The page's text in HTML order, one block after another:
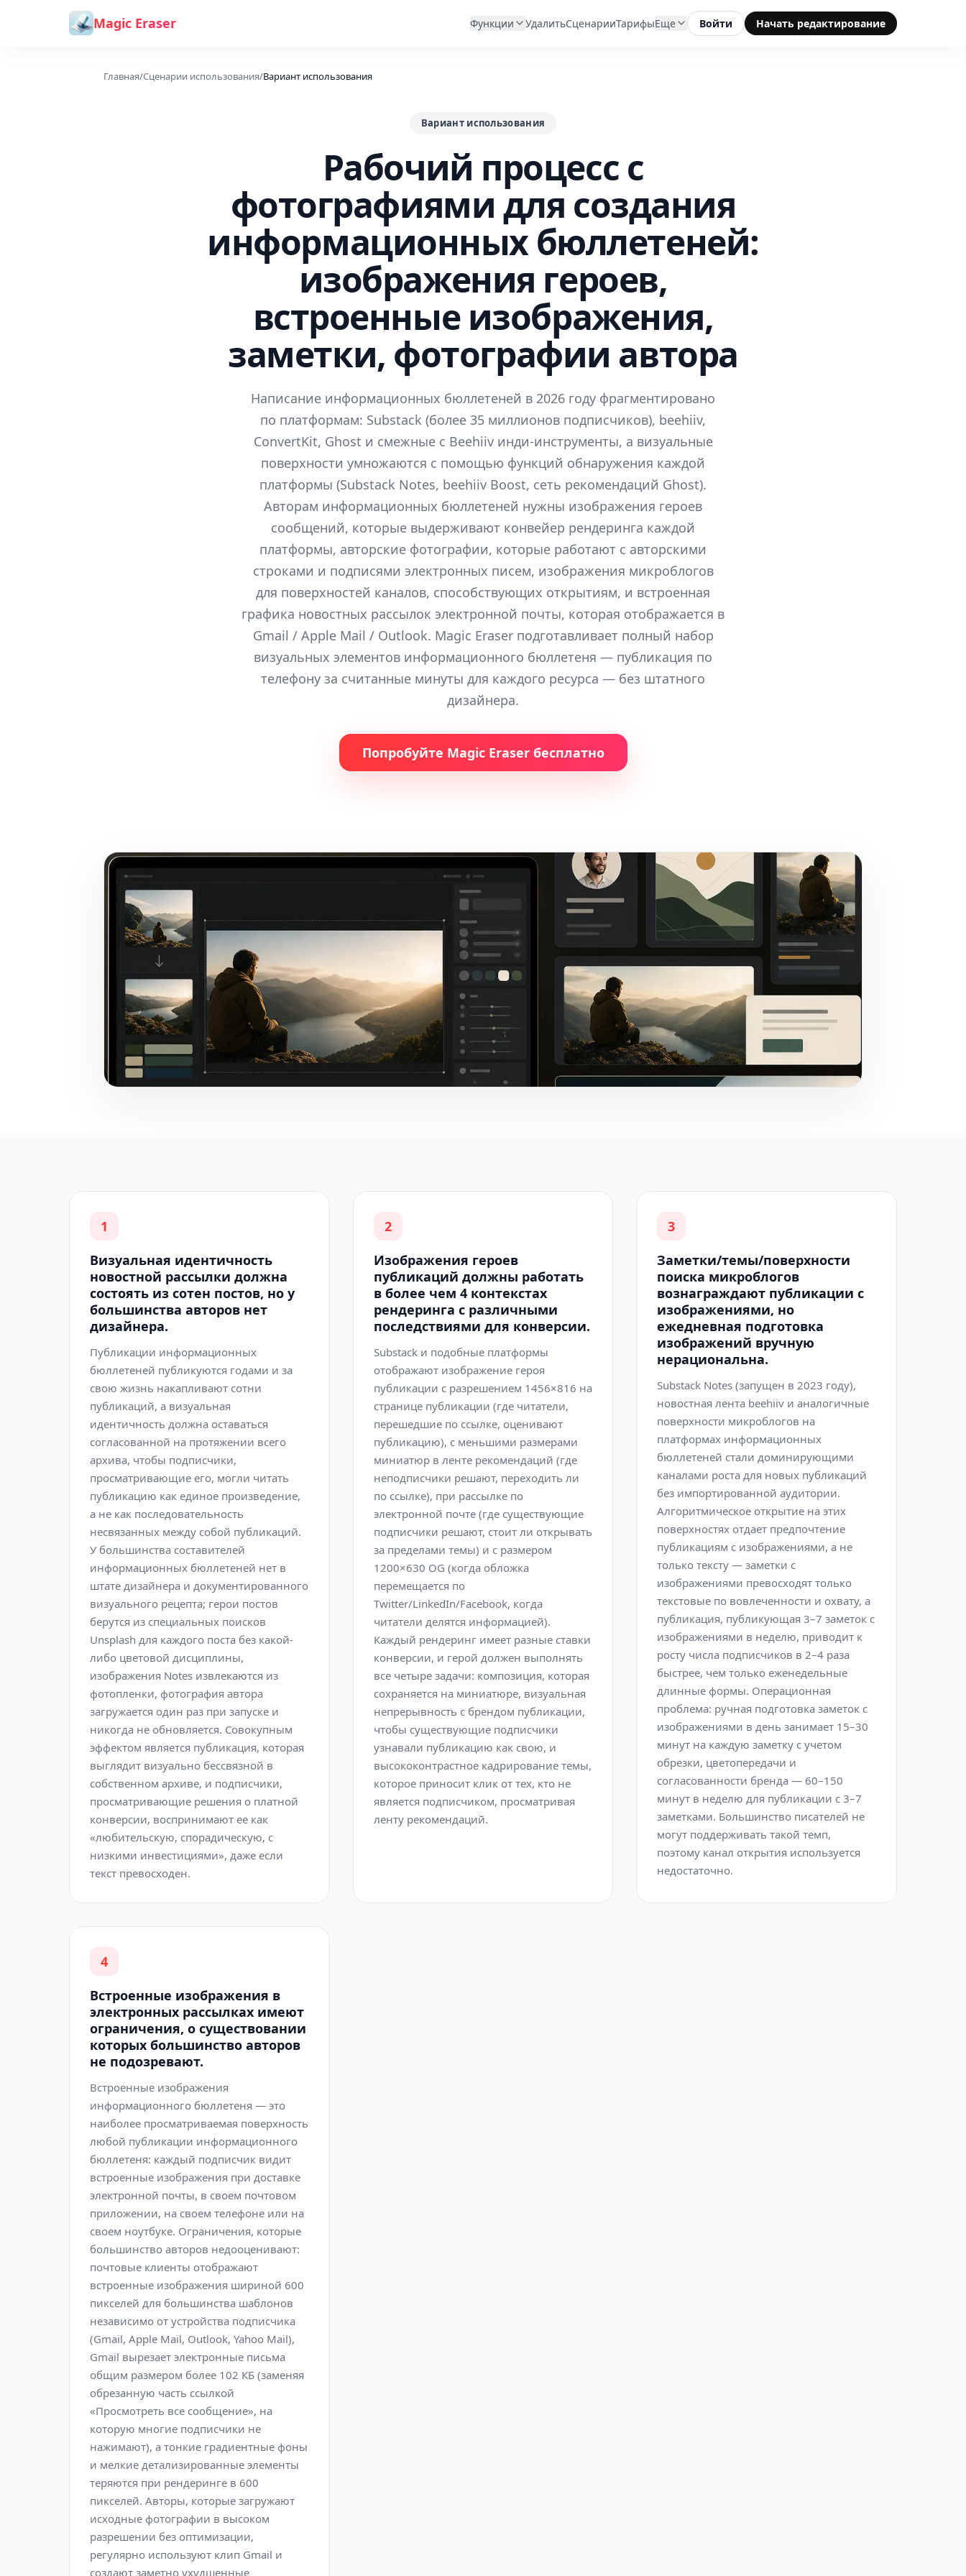
Перейти к содержимому
Magic Eraser Функции УдалитьСценарииТарифыЕще Войти Начать редактирование
Главная/Сценарии использования/Вариант использования
Вариант использования
Рабочий процесс с
фотографиями для создания
информационных бюллетеней:
изображения героев,
встроенные изображения,
заметки, фотографии автора
Написание информационных бюллетеней в 2026 году фрагментировано
по платформам: Substack (более 35 миллионов подписчиков), beehiiv,
ConvertKit, Ghost и смежные с Beehiiv инди-инструменты, а визуальные
поверхности умножаются с помощью функций обнаружения каждой
платформы (Substack Notes, beehiiv Boost, сеть рекомендаций Ghost).
Авторам информационных бюллетеней нужны изображения героев
сообщений, которые выдерживают конвейер рендеринга каждой
платформы, авторские фотографии, которые работают с авторскими
строками и подписями электронных писем, изображения микроблогов
для поверхностей каналов, способствующих открытиям, и встроенная
графика новостных рассылок электронной почты, которая отображается в
Gmail / Apple Mail / Outlook. Magic Eraser подготавливает полный набор
визуальных элементов информационного бюллетеня — публикация по
телефону за считанные минуты для каждого ресурса — без штатного
дизайнера.
Попробуйте Magic Eraser бесплатно
1
Визуальная идентичность
новостной рассылки должна
состоять из сотен постов, но у
большинства авторов нет
дизайнера.
Публикации информационных
бюллетеней публикуются годами и за
свою жизнь накапливают сотни
публикаций, а визуальная
идентичность должна оставаться
согласованной на протяжении всего
архива, чтобы подписчики,
просматривающие его, могли читать
публикацию как единое произведение,
а не как последовательность
несвязанных между собой публикаций.
У большинства составителей
информационных бюллетеней нет в
штате дизайнера и документированного
визуального рецепта; герои постов
берутся из специальных поисков
Unsplash для каждого поста без какой-
либо цветовой дисциплины,
изображения Notes извлекаются из
фотопленки, фотография автора
загружается один раз при запуске и
никогда не обновляется. Совокупным
эффектом является публикация, которая
выглядит визуально бессвязной в
собственном архиве, и подписчики,
просматривающие решения о платной
конверсии, воспринимают ее как
«любительскую, спорадическую, с
низкими инвестициями», даже если
текст превосходен.
2
Изображения героев
публикаций должны работать
в более чем 4 контекстах
рендеринга с различными
последствиями для конверсии.
Substack и подобные платформы
отображают изображение героя
публикации с разрешением 1456×816 на
странице публикации (где читатели,
перешедшие по ссылке, оценивают
публикацию), с меньшими размерами
миниатюр в ленте рекомендаций (где
неподписчики решают, переходить ли
по ссылке), при рассылке по
электронной почте (где существующие
подписчики решают, стоит ли открывать
за пределами темы) и с размером
1200×630 OG (когда обложка
перемещается по
Twitter/LinkedIn/Facebook, когда
читатели делятся информацией).
Каждый рендеринг имеет разные ставки
конверсии, и герой должен выполнять
все четыре задачи: композиция, которая
сохраняется на миниатюре, визуальная
непрерывность с брендом публикации,
чтобы существующие подписчики
узнавали публикацию как свою, и
высококонтрастное кадрирование темы,
которое приносит клик от тех, кто не
является подписчиком, просматривая
ленту рекомендаций.
3
Заметки/темы/поверхности
поиска микроблогов
вознаграждают публикации с
изображениями, но
ежедневная подготовка
изображений вручную
нерациональна.
Substack Notes (запущен в 2023 году),
новостная лента beehiiv и аналогичные
поверхности микроблогов на
платформах информационных
бюллетеней стали доминирующими
каналами роста для новых публикаций
без импортированной аудитории.
Алгоритмическое открытие на этих
поверхностях отдает предпочтение
публикациям с изображениями, а не
только тексту — заметки с
изображениями превосходят только
текстовые по вовлеченности и охвату, а
публикация, публикующая 3–7 заметок с
изображениями в неделю, приводит к
росту числа подписчиков в 2–4 раза
быстрее, чем только еженедельные
длинные формы. Операционная
проблема: ручная подготовка заметок с
изображениями в день занимает 15–30
минут на каждую заметку с учетом
обрезки, цветопередачи и
согласованности бренда — 60–150
минут в неделю для публикации с 3–7
заметками. Большинство писателей не
могут поддерживать такой темп,
поэтому канал открытия используется
недостаточно.
4
Встроенные изображения в
электронных рассылках имеют
ограничения, о существовании
которых большинство авторов
не подозревают.
Встроенные изображения
информационного бюллетеня — это
наиболее просматриваемая поверхность
любой публикации информационного
бюллетеня: каждый подписчик видит
встроенные изображения при доставке
электронной почты, в своем почтовом
приложении, на своем телефоне или на
своем ноутбуке. Ограничения, которые
большинство авторов недооценивают:
почтовые клиенты отображают
встроенные изображения шириной 600
пикселей для большинства шаблонов
независимо от устройства подписчика
(Gmail, Apple Mail, Outlook, Yahoo Mail),
Gmail вырезает электронные письма
общим размером более 102 КБ (заменяя
обрезанную часть ссылкой
«Просмотреть все сообщение», на
которую многие подписчики не
нажимают), а тонкие градиентные фоны
и мелкие детализированные элементы
теряются при рендеринге в 600
пикселей. Авторы, которые загружают
исходные фотографии в высоком
разрешении без оптимизации,
регулярно используют клип Gmail и
создают заметно ухудшенные